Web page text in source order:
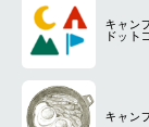
キャン
ドット
キャン